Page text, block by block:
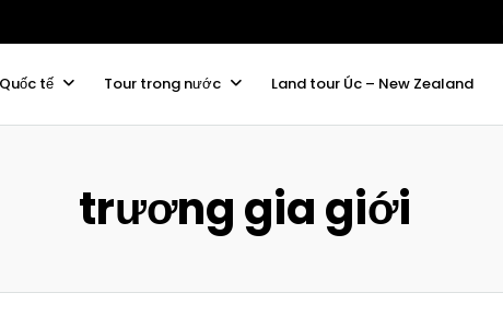
tế Tour trong nước Land tour Úc – New Zealand
trương gia giới